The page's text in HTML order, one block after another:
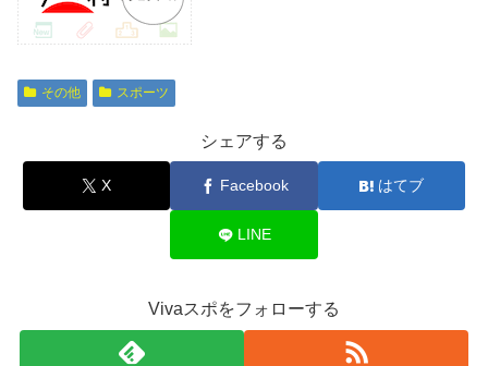
その他 スポーツ
シェアする
X Facebook はてブ
LINE
Vivaスポをフォローする